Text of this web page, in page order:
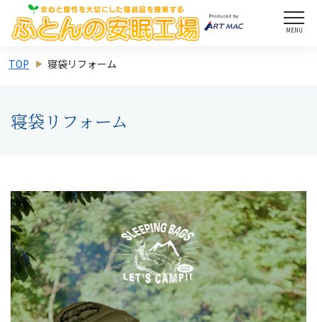
MENU
TOP 寝袋リフォーム
寝袋リフォーム